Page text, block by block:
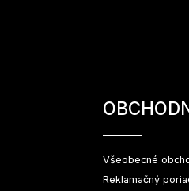
Všeobecné
Reklamačný